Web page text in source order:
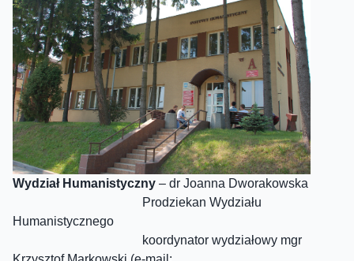
Wydział Humanistyczny – dr Joanna Dworakowska
Prodziekan Wydziału
Humanistycznego
koordynator wydziałowy mgr